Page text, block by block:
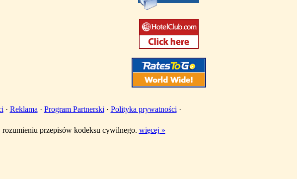
· Reklama · Program Partnerski · Polityka prywatności ·
przepisów kodeksu cywilnego. więcej »